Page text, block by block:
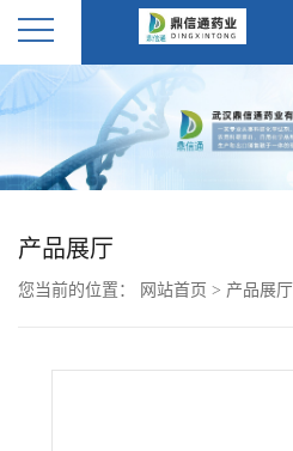
公
产品展厅
您当前的位置： 网站首页 > 产品展厅